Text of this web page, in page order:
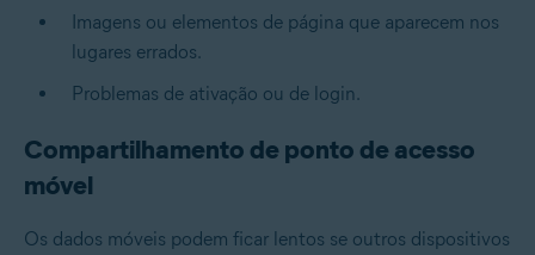
Imagens ou elementos de página que aparecem nos
lugares errados.
Problemas de ativação ou de login.
Compartilhamento de ponto de acesso
móvel
Os dados móveis podem ficar lentos se outros dispositivos